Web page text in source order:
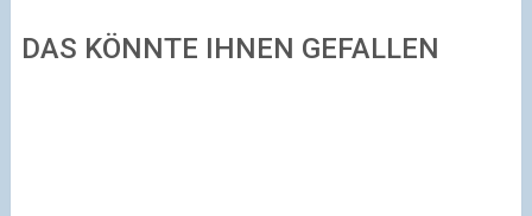
DAS KÖNNTE IHNEN GEFALLEN